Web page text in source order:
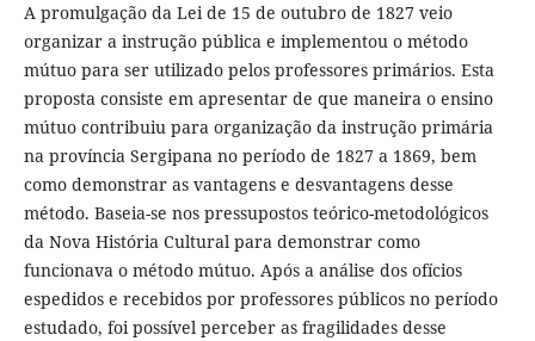
A promulgação da Lei de 15 de outubro de 1827 veio
organizar a instrução pública e implementou o método
mútuo para ser utilizado pelos professores primários. Esta
proposta consiste em apresentar de que maneira o ensino
mútuo contribuiu para organização da instrução primária
na província Sergipana no período de 1827 a 1869, bem
como demonstrar as vantagens e desvantagens desse
método. Baseia-se nos pressupostos teórico-metodológicos
da Nova História Cultural para demonstrar como
funcionava o método mútuo. Após a análise dos ofícios
espedidos e recebidos por professores públicos no período
estudado, foi possível perceber as fragilidades desse